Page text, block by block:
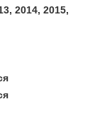
2014, 2015,